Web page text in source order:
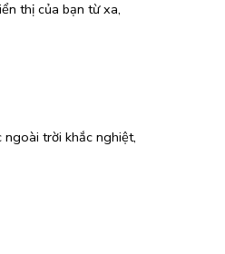
thị của bạn từ xa,
trời khắc nghiệt,